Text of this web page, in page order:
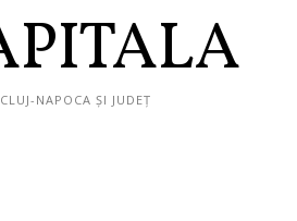
NAPOCA ȘI JUDEȚ